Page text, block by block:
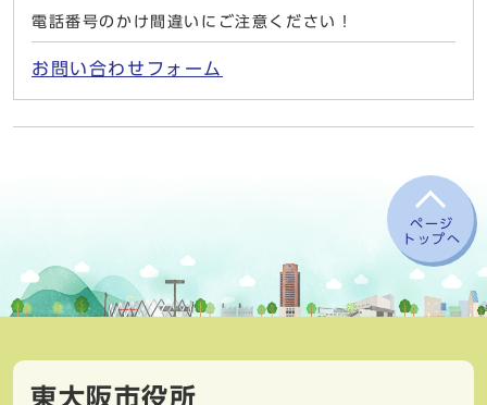
電話番号のかけ間違いにご注意ください！
お問い合わせフォーム
ページ
トップへ
東大阪市役所